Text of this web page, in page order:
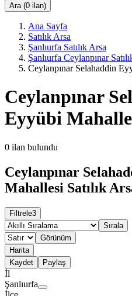
Ara (0 ilan)
Ana Sayfa
Satılık Arsa
Şanlıurfa Satılık Arsa
Şanlıurfa Ceylanpınar
Ceylanpınar Selahaddin
Ceylanpınar
Eyyübi
0 ilan bulundu
Ceylanpınar
Mahallesi Satılık
Filtrele3
Sırala
Görünüm
Harita
Kaydet
Paylaş
İl
Şanlıurfa